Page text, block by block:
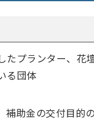
たプランター、花
る団体
補助金の交付目的